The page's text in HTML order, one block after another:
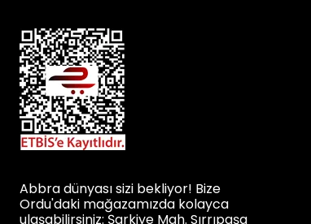
Abbra dünyası sizi bekliyor! Bize
Ordu'daki mağazamızda kolayca
ulaşabilirsiniz: Şarkiye Mah. Sırrıpaşa